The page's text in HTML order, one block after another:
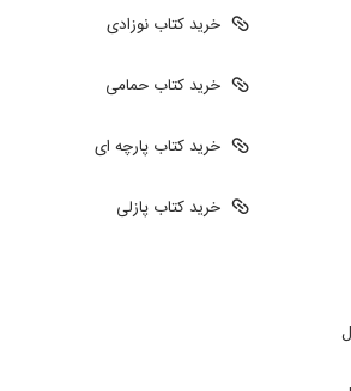
خرید کتاب نوزادی
خرید کتاب حمامی
خرید کتاب پارچه ای
خرید کتاب پازلی